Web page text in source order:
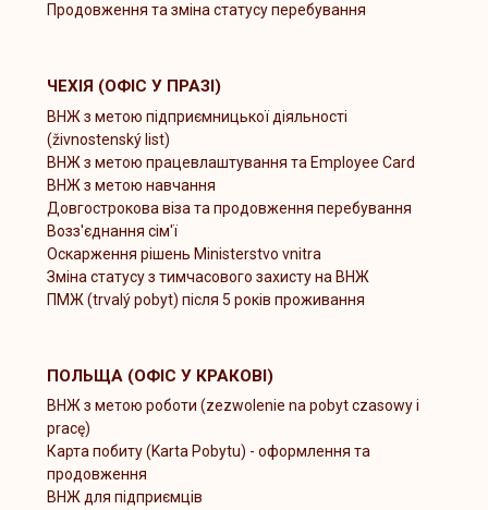
Продовження та зміна статусу перебування
ЧЕХІЯ (ОФІС У ПРАЗІ)
ВНЖ з метою підприємницької діяльності
(živnostenský list)
ВНЖ з метою працевлаштування та Employee Card
ВНЖ з метою навчання
Довгострокова віза та продовження перебування
Возз'єднання сім'ї
Оскарження рішень Ministerstvo vnitra
Зміна статусу з тимчасового захисту на ВНЖ
ПМЖ (trvalý pobyt) після 5 років проживання
ПОЛЬЩА (ОФІС У КРАКОВІ)
ВНЖ з метою роботи (zezwolenie na pobyt czasowy i
pracę)
Карта побиту (Karta Pobytu) - оформлення та
продовження
ВНЖ для підприємців